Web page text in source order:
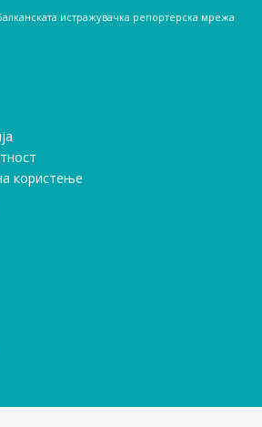
истражувачка репортерска мрежа
користење